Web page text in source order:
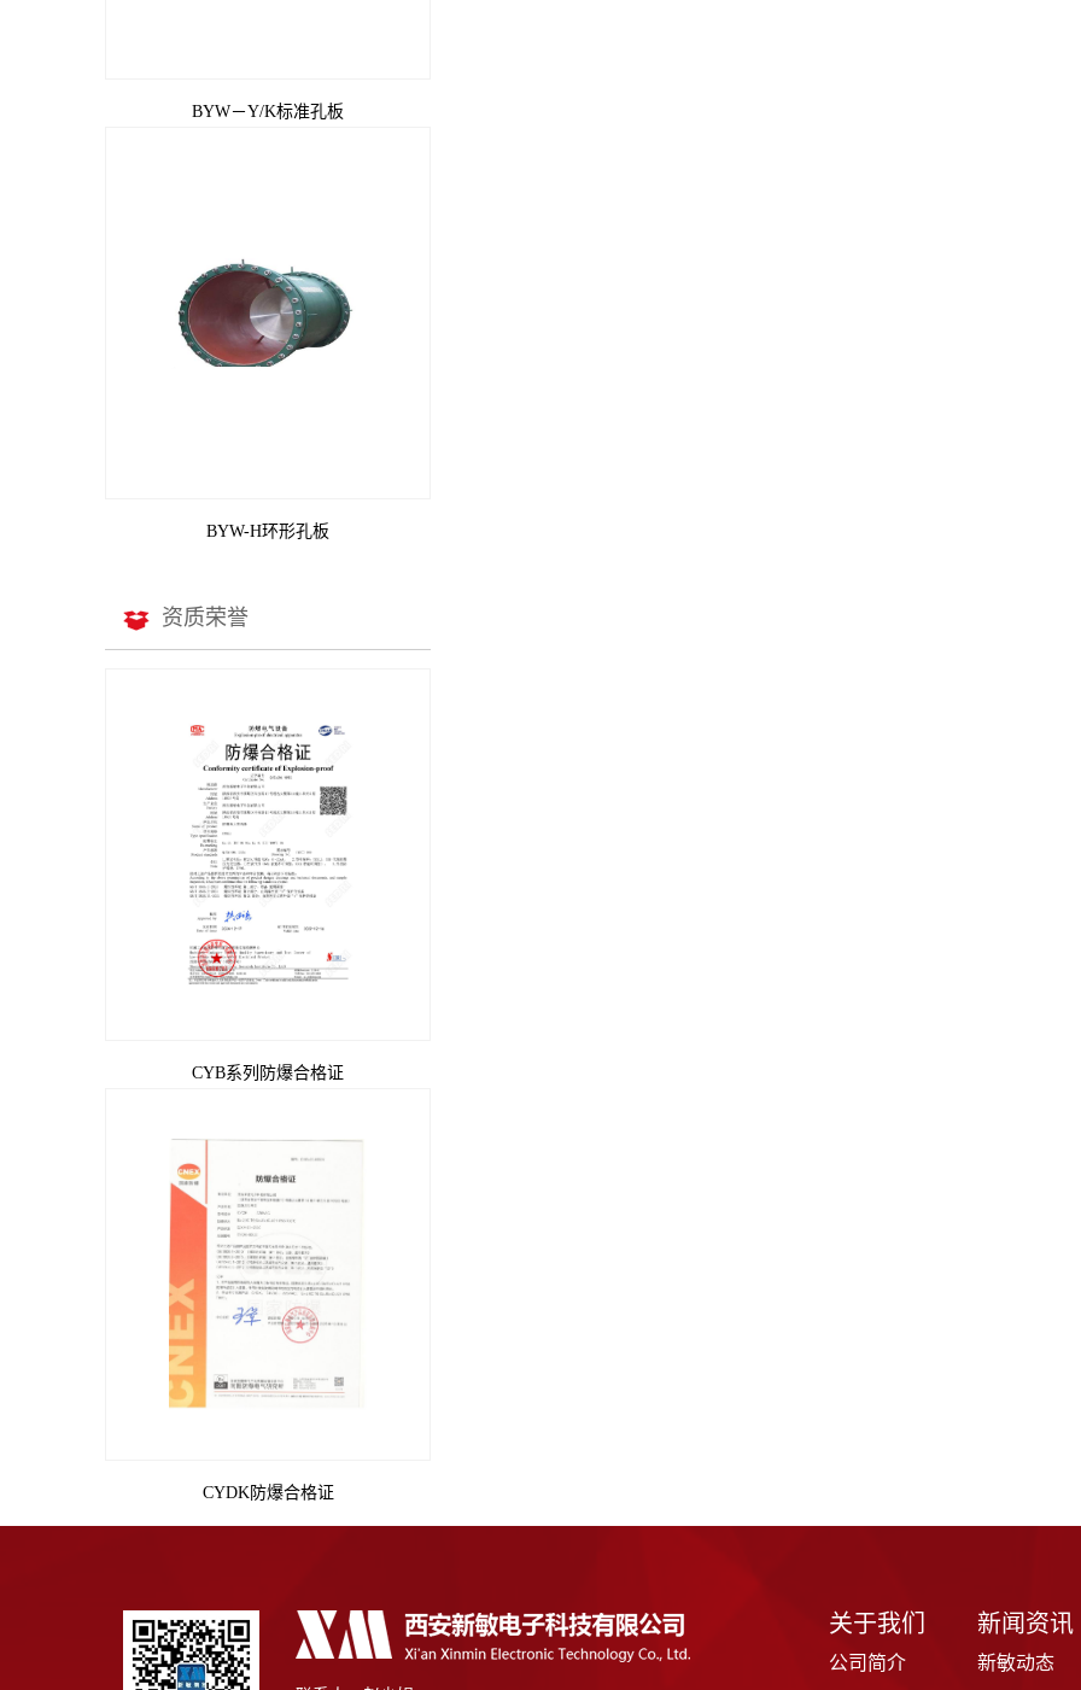
BYW－Y/K标准孔板
BYW-H环形孔板
资质荣誉
CYB系列防爆合格证
CYDK防爆合格证
关于我们
公司简介
新闻资讯
新敏动态